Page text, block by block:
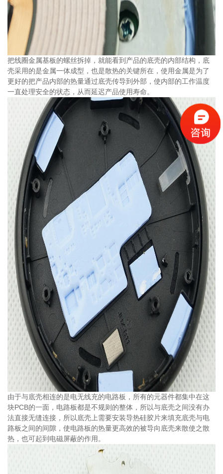
把线圈金属基板的螺丝拆掉，就能看到产品的底壳的内部结构，底
壳采用的是金属一体成型，也是散热的关键所在，使用金属是为了
更好的把产品内部的热量通过底壳传导到外部，使内部的工作温度
一直处理安全的状态，从而延迟产品使用寿命。
由于与底壳相连的是电无线充的电路板，所有的元器件都集中在这
块PCB的一面，电路板都是不规则的整体，所以与底壳之间没有办
法直接无缝连接，所以底壳上需要安装导热硅胶片来填充底壳与电
路板之间的间隙，使电路板的热量更高效的被导向底壳来散使之散
热，也可起到电磁屏蔽的作用。